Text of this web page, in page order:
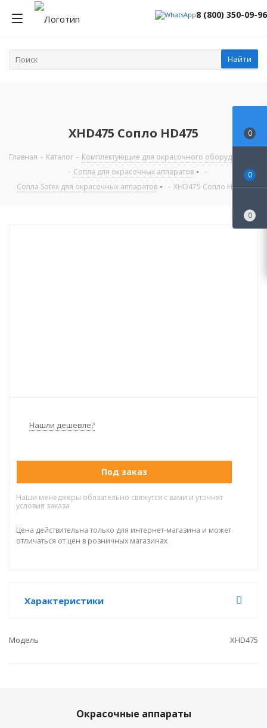
8 (800) 350-09-96
Найти
XHD475 Сопло HD475
Главная - Каталог - Комплектующие для окрасочного оборудования
- Сопла для окрасочных аппаратов
-
Сопла Sotex для окрасочных аппаратов
- XHD475 Сопло HD475
Нашли дешевле?
Под заказ
Наши менеджеры обязательно свяжутся с вами и уточнят
условия заказа
Цена действительна только для интернет-магазина и может
отличаться от цен в розничных магазинах
Характеристики
Модель XHD475
Окрасочные аппараты
0
0
0